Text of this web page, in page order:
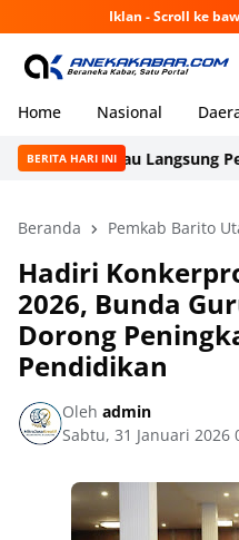
Iklan - Scroll ke
Home Nasional
BERITA HARI INI
Tinjau Langsung
Beranda Pemkab Barito
Hadiri
2026, Bunda
Dorong
Pendidikan
Oleh admin
Sabtu, 31 Januari 2026